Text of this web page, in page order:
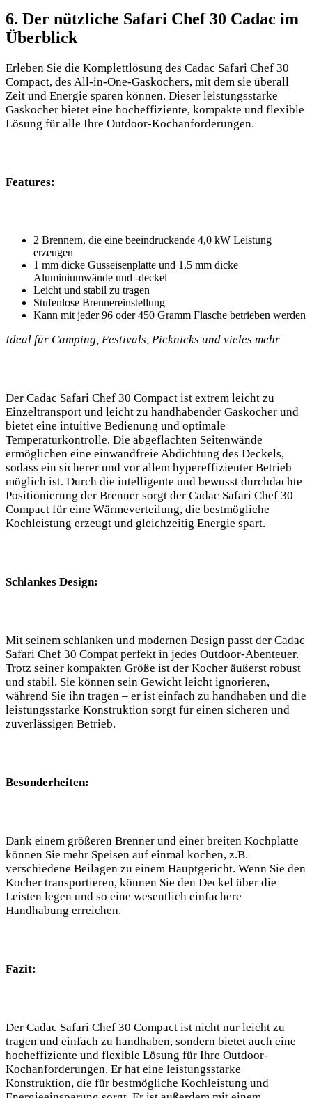
6. Der nützliche ⁣Safari⁣ Chef 30 Cadac im
Überblick
Erleben Sie die Komplettlösung des Cadac Safari Chef 30
Compact,⁤ des All-in-One-Gaskochers, mit dem sie überall
Zeit und Energie sparen können. Dieser leistungsstarke
Gaskocher bietet eine hocheffiziente, kompakte und flexible
Lösung für alle Ihre Outdoor-Kochanforderungen.
Features:
2 ‍Brennern, die eine beeindruckende 4,0 kW Leistung
erzeugen
1 mm dicke Gusseisenplatte und 1,5 mm dicke
Aluminiumwände und -deckel
Leicht und‍ stabil zu tragen
Stufenlose Brennereinstellung
Kann mit jeder 96 oder 450 Gramm Flasche betrieben werden
Ideal für Camping, Festivals, ‍Picknicks und vieles mehr
Der‌ Cadac Safari Chef 30 Compact‍ ist extrem leicht zu
Einzeltransport ⁣und leicht zu handhabender Gaskocher und
⁣bietet eine⁤ intuitive Bedienung‍ und optimale
Temperaturkontrolle. Die⁤ abgeflachten⁣ Seitenwände
ermöglichen eine einwandfreie Abdichtung des Deckels,
sodass ein⁢ sicherer und vor allem hypereffizienter Betrieb
möglich ist. Durch die intelligente und bewusst durchdachte
Positionierung der⁤ Brenner sorgt der Cadac Safari Chef 30
Compact für eine⁢ Wärmeverteilung, die bestmögliche
Kochleistung⁤ erzeugt und⁤ gleichzeitig Energie spart.
Schlankes Design:
Mit seinem schlanken und ⁣modernen Design passt der Cadac
Safari Chef 30 Compat perfekt in jedes Outdoor-Abenteuer.
Trotz seiner kompakten Größe ist der ‌Kocher äußerst robust
und stabil. Sie können sein Gewicht leicht ignorieren,
während Sie​ ihn tragen – er ist einfach zu handhaben ‌und die
leistungsstarke Konstruktion sorgt für einen sicheren und
zuverlässigen‌ Betrieb.
Besonderheiten:
Dank einem ​größeren Brenner und einer breiten Kochplatte
können Sie mehr Speisen auf einmal kochen, ​z.B.
verschiedene Beilagen zu einem Hauptgericht. Wenn Sie den
Kocher transportieren, können Sie den Deckel über‌ die
Leisten legen und so ‌eine wesentlich einfachere
Handhabung erreichen.
Fazit:
Der Cadac Safari Chef 30 Compact ist nicht nur leicht zu
tragen ⁤und einfach zu‌ handhaben, sondern ⁢bietet auch eine
hocheffiziente und flexible Lösung⁤ für Ihre Outdoor-
Kochanforderungen. Er hat eine‌ leistungsstarke
Konstruktion,​ die für bestmögliche Kochleistung und‌